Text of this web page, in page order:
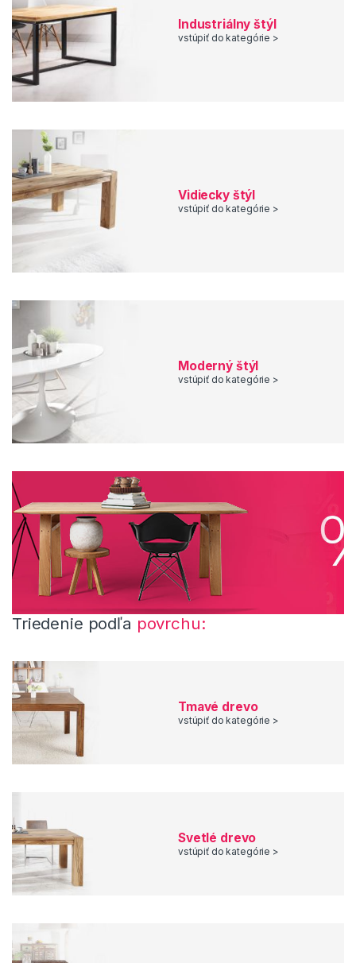
Industriálny štýl
vstúpiť do kategórie >
Vidiecky štýl
vstúpiť do kategórie >
Moderný štýl
vstúpiť do kategórie >
Triedenie podľa povrchu:
Tmavé drevo
vstúpiť do kategórie >
Svetlé drevo
vstúpiť do kategórie >